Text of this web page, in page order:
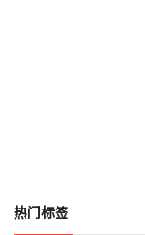
热门标签